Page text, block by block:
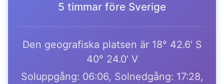
5 timmar före Sverige
Den geografiska platsen är 18° 42.6' S
40° 24.0' V
Soluppgång: 06:06, Solnedgång: 17:28,